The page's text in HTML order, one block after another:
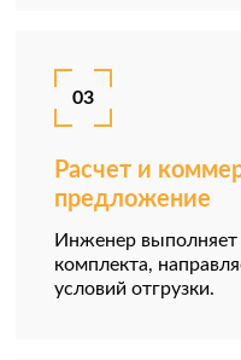
03
Расчет и
предложение
Инженер выполняет
комплекта,
условий отгрузки.